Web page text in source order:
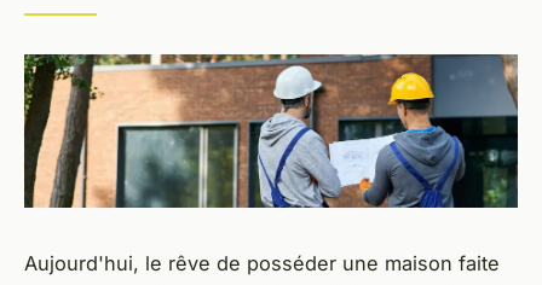
Aujourd'hui, le rêve de posséder une maison faite